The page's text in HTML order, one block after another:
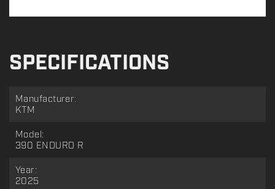
SPECIFICATIONS
Manufacturer:
KTM
Model:
390 ENDURO R
Year:
2025